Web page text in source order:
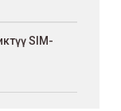
SIM-